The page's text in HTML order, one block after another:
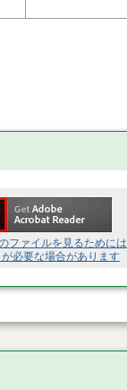
ファイルを見るためには
必要な場合があります